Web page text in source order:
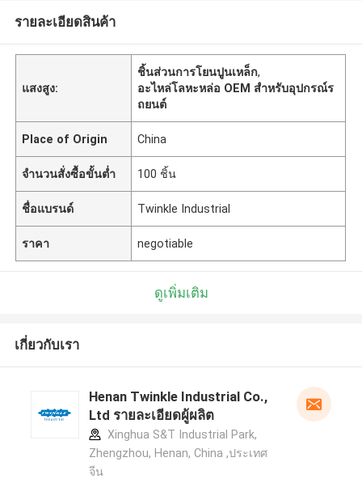
รายละเอียดสินค้า
แสงสูง:
ชิ้นส่วนการโยนปูนเหล็ก,
อะไหล่โลหะหล่อ OEM สําหรับอุปกรณ์ร
ถยนต์
Place of Origin China
จำนวนสั่งซื้อขั้นต่ำ 100 ชิ้น
ชื่อแบรนด์ Twinkle Industrial
ราคา negotiable
ดูเพิ่มเติม
เกี่ยวกับเรา
Henan Twinkle Industrial Co.,
Ltd รายละเอียดผู้ผลิต
Xinghua S&T Industrial Park,
Zhengzhou, Henan, China ,ประเทศ
จีน